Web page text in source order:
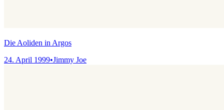
Die Aoliden in Argos
24. April 1999•Jimmy Joe